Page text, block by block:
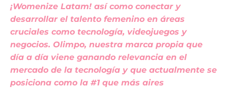
¡Womenize Latam! así como conectar y
desarrollar el talento femenino en áreas
cruciales como tecnología, videojuegos y
negocios. Olimpo, nuestra marca propia que
día a día viene ganando relevancia en el
mercado de la tecnología y que actualmente se
posiciona como la #1 que más aires